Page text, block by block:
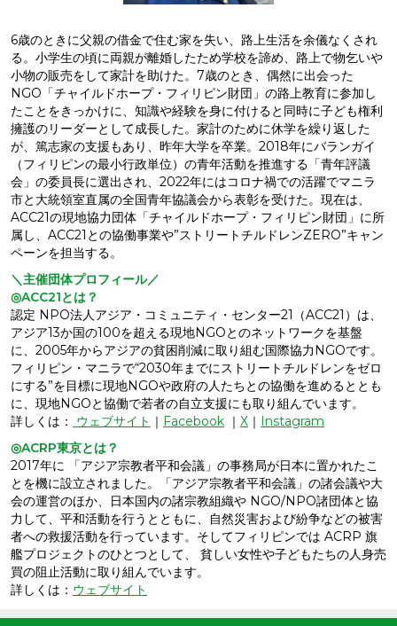
6歳のときに父親の借金で住む家を失い、路上生活を余儀なくされ
る。小学生の頃に両親が離婚したため学校を諦め、路上で物乞いや
小物の販売をして家計を助けた。7歳のとき、偶然に出会った
NGO「チャイルドホープ・フィリピン財団」の路上教育に参加し
たことをきっかけに、知識や経験を身に付けると同時に子ども権利
擁護のリーダーとして成長した。家計のために休学を繰り返した
が、篤志家の支援もあり、昨年大学を卒業。2018年にバランガイ
（フィリピンの最小行政単位）の青年活動を推進する「青年評議
会」の委員長に選出され、2022年にはコロナ禍での活躍でマニラ
市と大統領室直属の全国青年協議会から表彰を受けた。現在は、
ACC21の現地協力団体「チャイルドホープ・フィリピン財団」に所
属し、ACC21との協働事業や”ストリートチルドレンZERO”キャン
ペーンを担当する。
＼主催団体プロフィール／
◎ACC21とは？
認定 NPO法人アジア・コミュニティ・センター21（ACC21）は、
アジア13か国の100を超える現地NGOとのネットワークを基盤
に、2005年からアジアの貧困削減に取り組む国際協力NGOです。
フィリピン・マニラで“2030年までにストリートチルドレンをゼロ
にする”を目標に現地NGOや政府の人たちとの協働を進めるととも
に、現地NGOと協働で若者の自立支援にも取り組んでいます。
詳しくは：
ウェブサイト ｜ Facebook ｜ X ｜
Instagram
◎ACRP東京とは？
2017年に 「アジア宗教者平和会議」の事務局が日本に置かれたこ
とを機に設立されました。「アジア宗教者平和会議」の諸会議や大
会の運営のほか、日本国内の諸宗教組織や NGO/NPO諸団体と協
力して、平和活動を行うとともに、自然災害および紛争などの被害
者への救援活動を行っています。そしてフィリピンでは ACRP 旗
艦プロジェクトのひとつとして、 貧しい女性や子どもたちの人身売
買の阻止活動に取り組んでいます。
詳しくは： ウェブサイト